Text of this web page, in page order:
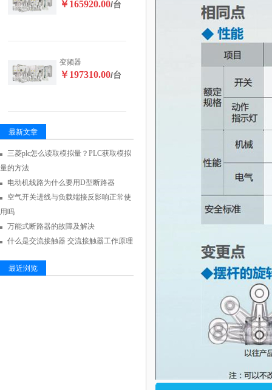
￥165920.00/台
变频器
￥197310.00/台
最新文章
三菱plc怎么读取模拟量？PLC获取模拟
量的方法
电动机线路为什么要用D型断路器
空气开关进线与负载端接反影响正常使
用吗
万能式断路器的故障及解决
什么是交流接触器 交流接触器工作原理
最近浏览